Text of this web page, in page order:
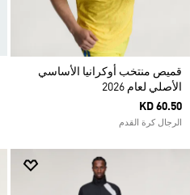
قميص منتخب أوكرانيا الأساسي
الأصلي لعام 2026
KD 60.50
الرجال كرة القدم